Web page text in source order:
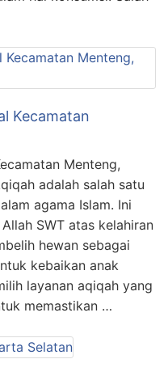
Kecamatan
Menteng,
adalah salah satu
agama Islam. Ini
SWT atas kelahiran
hewan sebagai
kebaikan anak
layanan aqiqah yang
memastikan …